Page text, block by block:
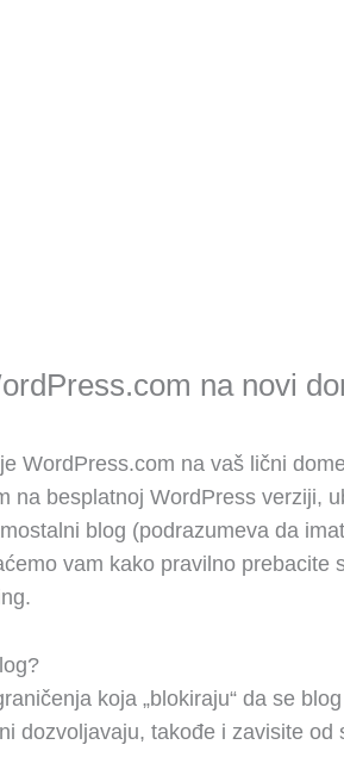
na novi
WordPress.com na vaš lični
na besplatnoj WordPress verziji,
blog (podrazumeva da
vam kako pravilno prebacite
koja „blokiraju“ da se
dozvoljavaju, takođe i zavisite od